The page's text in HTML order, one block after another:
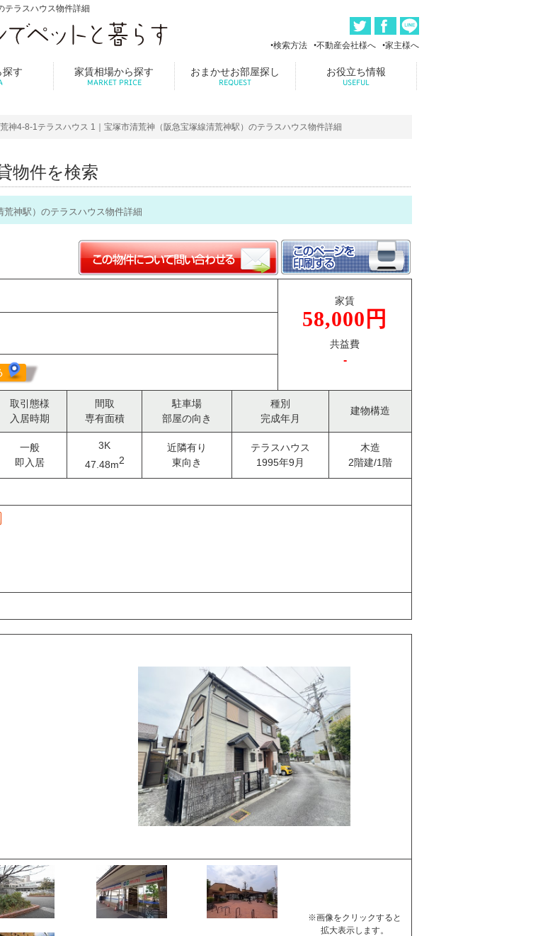
テラスハウス物件詳細
検索方法 不動産会社様へ 家主様へ
探す 家賃相場から探す
MARKET PRICE
おまかせお部屋探し
REQUEST
お役立ち情報
USEFUL
神4-8-1テラスハウス 1｜宝塚市清荒神（阪急宝塚線清荒神駅）のテラスハウス物件詳細
物件を検索
神駅）のテラスハウス物件詳細
家賃
58,000円
共益費
-
取引態様
入居時期
間取
専有面積
駐車場
部屋の向き
種別
完成年月
建物構造
一般
即入居
3K
47.48m2
近隣有り
東向き
テラスハウス
1995年9月
木造
2階建/1階
※画像をクリックすると
拡大表示します。